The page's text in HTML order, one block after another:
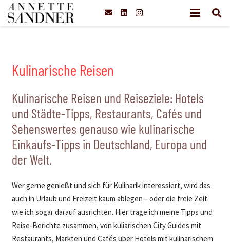
Kulinarische Reisen
Kulinarische Reisen und Reiseziele: Hotels
und Städte-Tipps, Restaurants, Cafés und
Sehenswertes genauso wie kulinarische
Einkaufs-Tipps in Deutschland, Europa und
der Welt.
Wer gerne genießt und sich für Kulinarik interessiert, wird das
auch in Urlaub und Freizeit kaum ablegen – oder die freie Zeit
wie ich sogar darauf ausrichten. Hier trage ich meine Tipps und
Reise-Berichte zusammen, von kuliarischen City Guides mit
Restaurants, Märkten und Cafés über Hotels mit kulinarischem